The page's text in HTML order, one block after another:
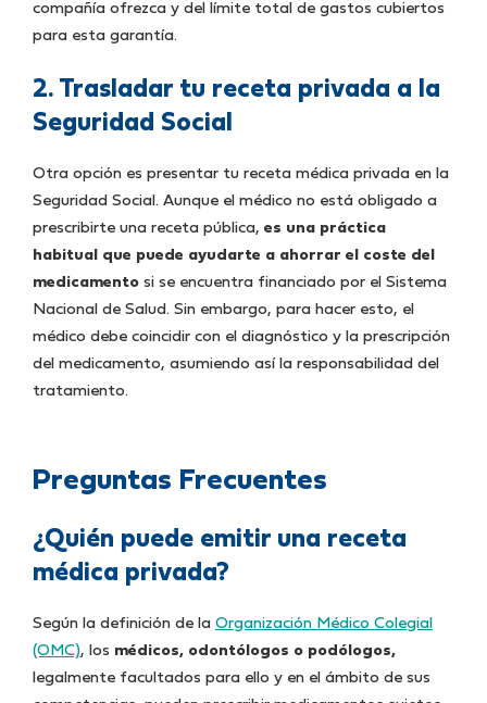
compañía ofrezca y del límite total de gastos cubiertos
para esta garantía.
2. Trasladar tu receta privada a la
Seguridad Social
Otra opción es presentar tu receta médica privada en la
Seguridad Social. Aunque el médico no está obligado a
prescribirte una receta pública, es una práctica
habitual que puede ayudarte a ahorrar el coste del
medicamento si se encuentra financiado por el Sistema
Nacional de Salud. Sin embargo, para hacer esto, el
médico debe coincidir con el diagnóstico y la prescripción
del medicamento, asumiendo así la responsabilidad del
tratamiento.
Preguntas Frecuentes
¿Quién puede emitir una receta
médica privada?
Según la definición de la Organización Médico Colegial
(OMC), los médicos, odontólogos o podólogos,
legalmente facultados para ello y en el ámbito de sus